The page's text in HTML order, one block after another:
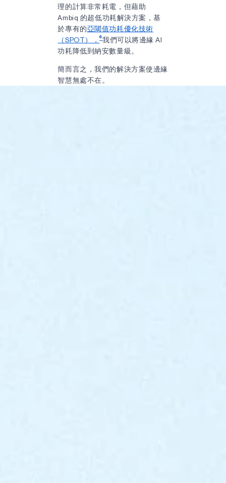
理的計算非常耗電，但藉助
Ambiq 的超低功耗解決方案，基
於專有的亞閾值功耗優化技術
（SPOT），®我們可以將邊緣 AI
功耗降低到納安數量級。
簡而言之，我們的解決方案使邊緣
智慧無處不在。